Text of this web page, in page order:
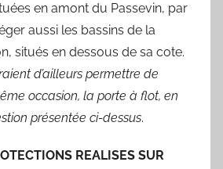
en amont du Passevin, par
aussi les bassins de la
situés en dessous de sa cote.
d’ailleurs permettre de
occasion, la porte à flot, en
présentée ci-dessus.
REALISES SUR